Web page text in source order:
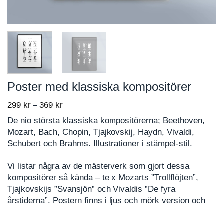
Poster med klassiska kompositörer
299 kr – 369 krPrice
range:
through
369 kr
De nio största klassiska kompositörerna; Beethoven,
Mozart, Bach, Chopin, Tjajkovskij, Haydn, Vivaldi,
Schubert och Brahms. Illustrationer i stämpel-stil.
Vi listar några av de mästerverk som gjort dessa
kompositörer så kända – te x Mozarts ”Trollflöjten”,
Tjajkovskijs ”Svansjön” och Vivaldis ”De fyra
årstiderna”. Postern finns i ljus och mörk version och